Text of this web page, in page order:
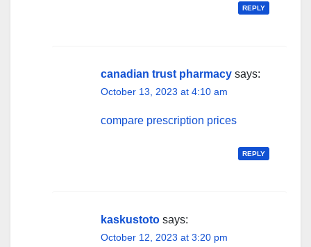
REPLY
canadian trust pharmacy says:
October 13, 2023 at 4:10 am
compare prescription prices
REPLY
kaskustoto says:
October 12, 2023 at 3:20 pm